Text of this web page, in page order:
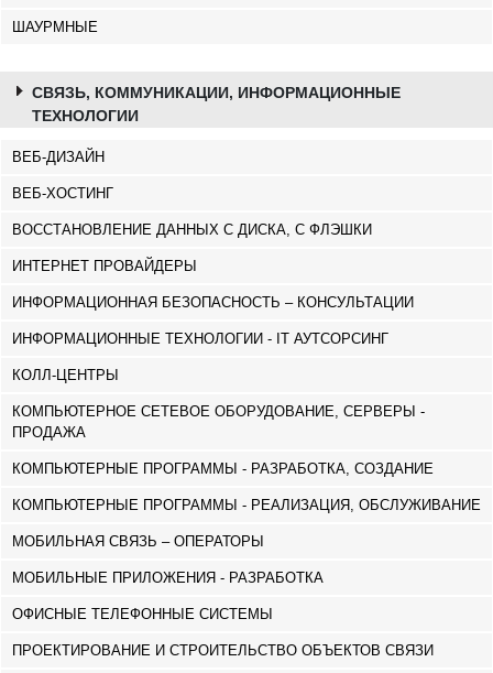
ШАУРМНЫЕ
СВЯЗЬ, КОММУНИКАЦИИ, ИНФОРМАЦИОННЫЕ
ТЕХНОЛОГИИ
ВЕБ-ДИЗАЙН
ВЕБ-ХОСТИНГ
ВОССТАНОВЛЕНИЕ ДАННЫХ С ДИСКА, С ФЛЭШКИ
ИНТЕРНЕТ ПРОВАЙДЕРЫ
ИНФОРМАЦИОННАЯ БЕЗОПАСНОСТЬ – КОНСУЛЬТАЦИИ
ИНФОРМАЦИОННЫЕ ТЕХНОЛОГИИ - IT АУТСОРСИНГ
КОЛЛ-ЦЕНТРЫ
КОМПЬЮТЕРНОЕ СЕТЕВОЕ ОБОРУДОВАНИЕ, СЕРВЕРЫ -
ПРОДАЖА
КОМПЬЮТЕРНЫЕ ПРОГРАММЫ - РАЗРАБОТКА, СОЗДАНИЕ
КОМПЬЮТЕРНЫЕ ПРОГРАММЫ - РЕАЛИЗАЦИЯ, ОБСЛУЖИВАНИЕ
МОБИЛЬНАЯ СВЯЗЬ – ОПЕРАТОРЫ
МОБИЛЬНЫЕ ПРИЛОЖЕНИЯ - РАЗРАБОТКА
ОФИСНЫЕ ТЕЛЕФОННЫЕ СИСТЕМЫ
ПРОЕКТИРОВАНИЕ И СТРОИТЕЛЬСТВО ОБЪЕКТОВ СВЯЗИ